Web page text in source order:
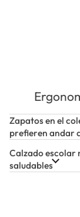
Zapatos en el
prefieren andar
Calzado escolar
saludables